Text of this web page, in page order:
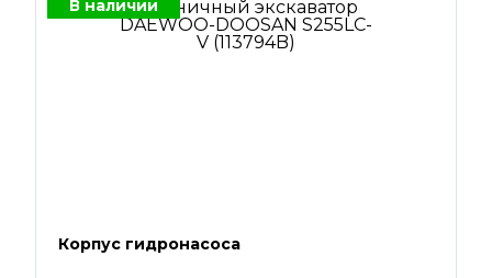
В наличии
Корпус гидронасоса